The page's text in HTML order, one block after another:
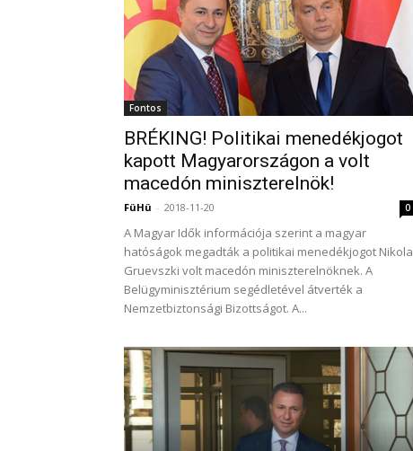
Fontos
BRÉKING! Politikai menedékjogot
kapott Magyarországon a volt
macedón miniszterelnök!
FüHü - 2018-11-20 0
A Magyar Idők információja szerint a magyar
hatóságok megadták a politikai menedékjogot Nikola
Gruevszki volt macedón miniszterelnöknek. A
Belügyminisztérium segédletével átverték a
Nemzetbiztonsági Bizottságot. A...